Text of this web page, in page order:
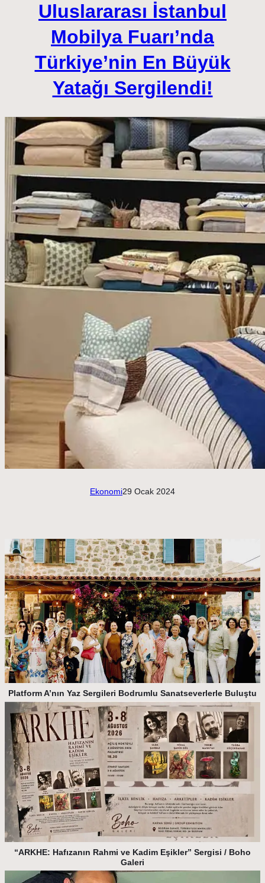
Uluslararası İstanbul
Mobilya Fuarı’nda
Türkiye’nin En Büyük
Yatağı Sergilendi!
Ekonomi29 Ocak 2024
Platform A’nın Yaz Sergileri Bodrumlu Sanatseverlerle Buluştu
“ARKHE: Hafızanın Rahmi ve Kadim Eşikler” Sergisi / Boho
Galeri